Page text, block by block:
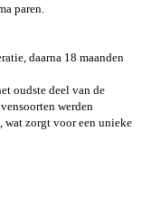
paren.
daarna 18 maanden
oudste deel van de
werden
zorgt voor een unieke